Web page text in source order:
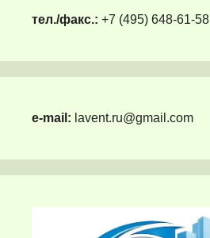
тел./факс.: +7 (495) 648-61-58
e-mail: lavent.ru@gmail.com